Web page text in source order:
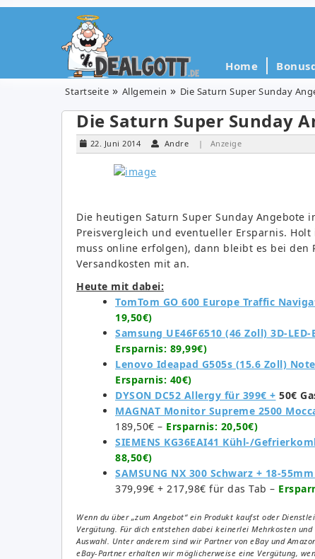
Home
Startseite Allgemein Die Saturn Super Sunday
Die Saturn Super Sunday
22. Juni 2014 Andre | Anzeige
Die heutigen Saturn Super Sunday
Preisvergleich und eventueller Ersparnis.
muss online erfolgen), dann bleibt es bei den
Versandkosten mit an.
Heute mit dabei:
TomTom GO 600 Europe Traf­fic
19,50€)
Sam­sung UE46F6510 (46 Zoll) 3D-
Ersparnis: 89,99€)
Lenovo Idea­pad G505s (15.6 Zoll)
Ersparnis: 40€)
DYSON DC52 All­ergy für 399€ + 50€
MAGNAT Monitor Supreme 2500
189,50€ – Ersparnis: 20,50€)
SIEMENS KG36EAI41 Kühl-/
88,50€)
SAMSUNG NX 300 Schwarz + 18-
379,99€ + 217,98€ für das Tab –
Wenn du über „zum Angebot“ ein Produkt kaufst oder
Vergütung. Für dich entstehen dabei keinerlei Mehrkosten
Auswahl. Unter anderem sind wir Partner von eBay und
eBay-Partner erhalten wir möglicherweise eine Vergütung,